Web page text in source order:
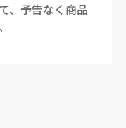
、予告なく商品